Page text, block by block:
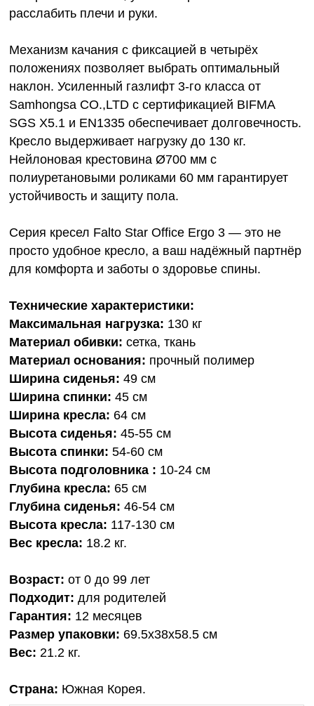
расслабить плечи и руки.
Механизм качания с фиксацией в четырёх
положениях позволяет выбрать оптимальный
наклон. Усиленный газлифт 3-го класса от
Samhongsa CO.,LTD с сертификацией BIFMA
SGS X5.1 и EN1335 обеспечивает долговечность.
Кресло выдерживает нагрузку до 130 кг.
Нейлоновая крестовина Ø700 мм с
полиуретановыми роликами 60 мм гарантирует
устойчивость и защиту пола.
Серия кресел Falto Star Office Ergo 3 — это не
просто удобное кресло, а ваш надёжный партнёр
для комфорта и заботы о здоровье спины.
Технические характеристики:
Максимальная нагрузка: 130 кг
Материал обивки: сетка, ткань
Материал основания: прочный полимер
Ширина сиденья: 49 см
Ширина спинки: 45 см
Ширина кресла: 64 см
Высота сиденья: 45-55 см
Высота спинки: 54-60 см
Высота подголовника : 10-24 см
Глубина кресла: 65 см
Глубина сиденья: 46-54 см
Высота кресла: 117-130 см
Вес кресла: 18.2 кг.
Возраст: от 0 до 99 лет
Подходит: для родителей
Гарантия: 12 месяцев
Размер упаковки: 69.5х38х58.5 см
Вес: 21.2 кг.
Страна: Южная Корея.